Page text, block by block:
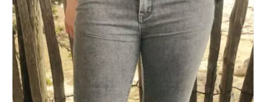
produit
a
plusieurs
variations.
Les
options